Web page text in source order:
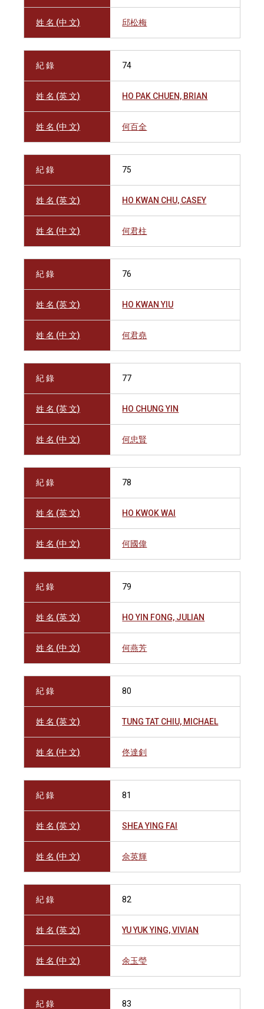
姓 名 (中 文) 邱松梅
紀 錄 74
姓 名 (英 文) HO PAK CHUEN, BRIAN
姓 名 (中 文) 何百全
紀 錄 75
姓 名 (英 文) HO KWAN CHU, CASEY
姓 名 (中 文) 何君柱
紀 錄 76
姓 名 (英 文) HO KWAN YIU
姓 名 (中 文) 何君堯
紀 錄 77
姓 名 (英 文) HO CHUNG YIN
姓 名 (中 文) 何忠賢
紀 錄 78
姓 名 (英 文) HO KWOK WAI
姓 名 (中 文) 何國偉
紀 錄 79
姓 名 (英 文) HO YIN FONG, JULIAN
姓 名 (中 文) 何燕芳
紀 錄 80
姓 名 (英 文) TUNG TAT CHIU, MICHAEL
姓 名 (中 文) 佟達釗
紀 錄 81
姓 名 (英 文) SHEA YING FAI
姓 名 (中 文) 佘英輝
紀 錄 82
姓 名 (英 文) YU YUK YING, VIVIAN
姓 名 (中 文) 余玉瑩
紀 錄 83